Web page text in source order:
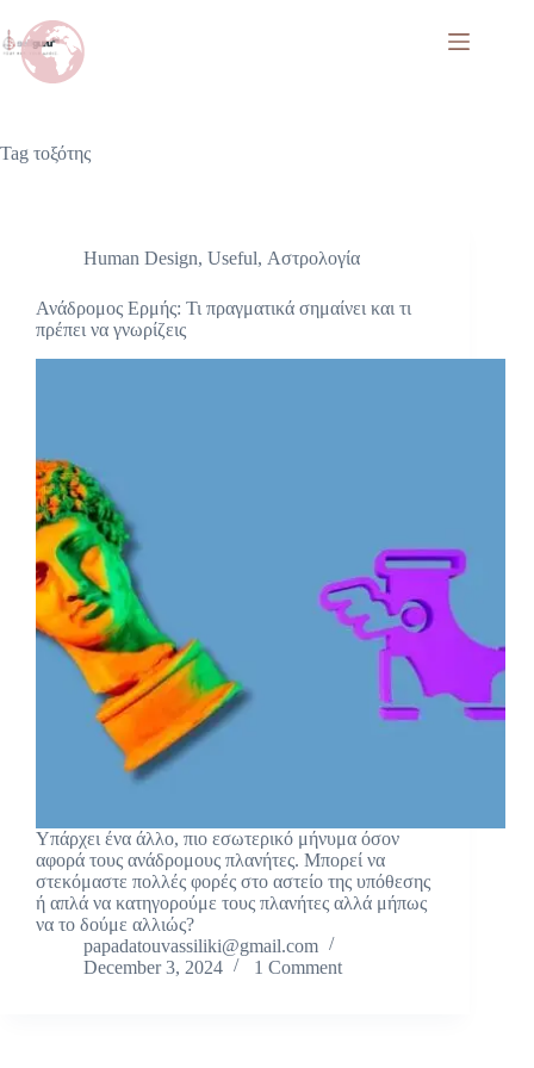
Tag τοξότης
Human Design, Useful, Αστρολογία
Ανάδρομος Ερμής: Τι πραγματικά σημαίνει και τι
πρέπει να γνωρίζεις
Υπάρχει ένα άλλο, πιο εσωτερικό μήνυμα όσον
αφορά τους ανάδρομους πλανήτες. Μπορεί να
στεκόμαστε πολλές φορές στο αστείο της υπόθεσης
ή απλά να κατηγορούμε τους πλανήτες αλλά μήπως
να το δούμε αλλιώς?
papadatouvassiliki@gmail.com
December 3, 2024
1 Comment